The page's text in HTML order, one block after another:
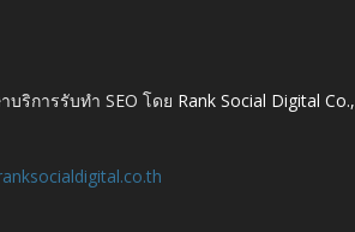
ริการรับทำ SEO โดย Rank Social Digital Co.,